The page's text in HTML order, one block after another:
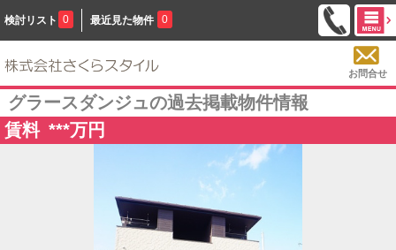
検討リスト 0 最近見た物件 0
お問合せ
グラースダンジュの過去掲載物件情報
賃料 ***万円